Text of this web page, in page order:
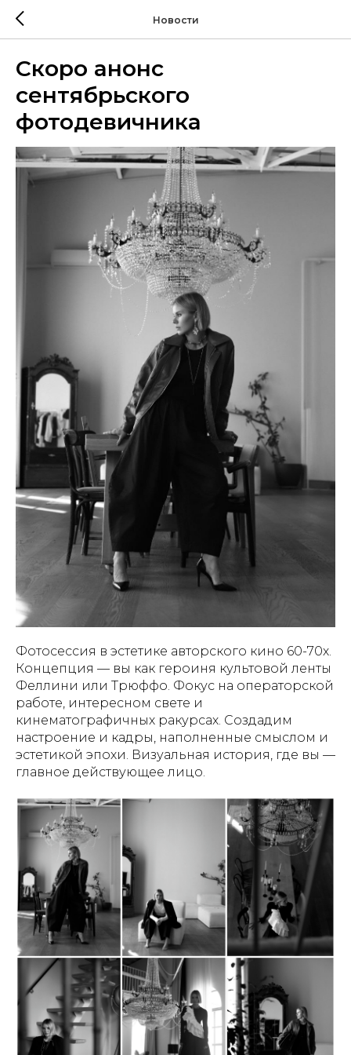
Новости
Скоро анонс
сентябрьского
фотодевичника
Фотосессия в эстетике авторского кино 60-70х.
Концепция — вы как героиня культовой ленты
Феллини или Трюффо. Фокус на операторской
работе, интересном свете и
кинематографичных ракурсах. Создадим
настроение и кадры, наполненные смыслом и
эстетикой эпохи. Визуальная история, где вы —
главное действующее лицо.